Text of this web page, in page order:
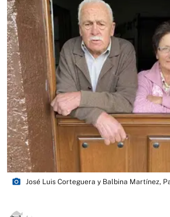
photo_camera José Luis Corteguera y Balbina Martínez,